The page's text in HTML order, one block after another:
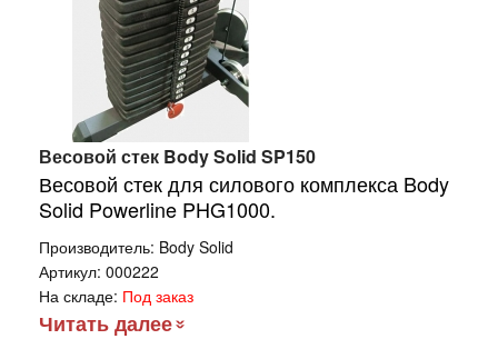
Весовой стек Body Solid SP150
Весовой стек для силового комплекса Body
Solid Powerline PHG1000.
Производитель: Body Solid
Артикул: 000222
На складе: Под заказ
Читать далее